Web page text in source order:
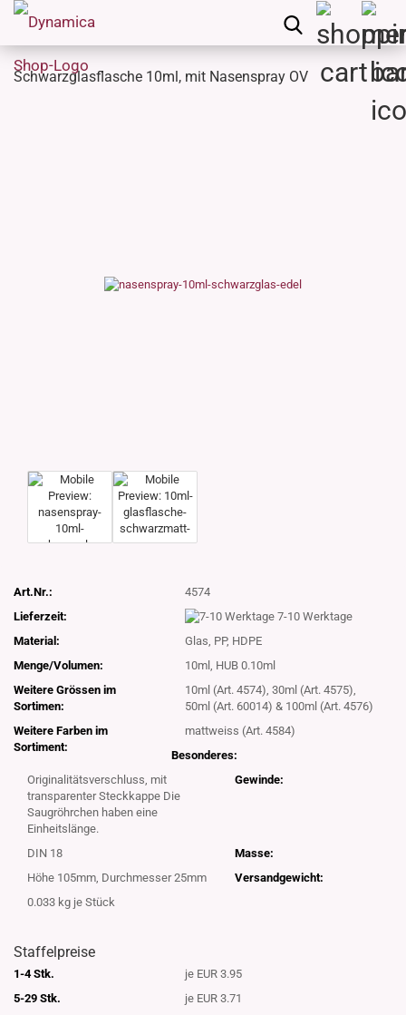
Schwarzglasflasche 10ml, mit Nasenspray OV
Art.Nr.:
4574
Lieferzeit:
7-10 Werktage
Material:
Glas, PP, HDPE
Menge/Volumen:
10ml, HUB 0.10ml
Weitere Grössen im
Sortimen:
10ml (Art. 4574), 30ml (Art. 4575),
50ml (Art. 60014) & 100ml (Art. 4576)
Weitere Farben im
Sortiment:
mattweiss (Art. 4584)
Besonderes:
Originalitätsverschluss, mit
transparenter Steckkappe Die
Saugröhrchen haben eine
Einheitslänge.
Gewinde:
DIN 18
Masse:
Höhe 105mm, Durchmesser 25mm
Versandgewicht:
0.033 kg je Stück
Staffelpreise
1-4 Stk.
je EUR 3.95
5-29 Stk.
je EUR 3.71